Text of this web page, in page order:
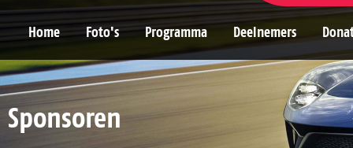
Home Foto's Programma Deelnemers
Sponsoren